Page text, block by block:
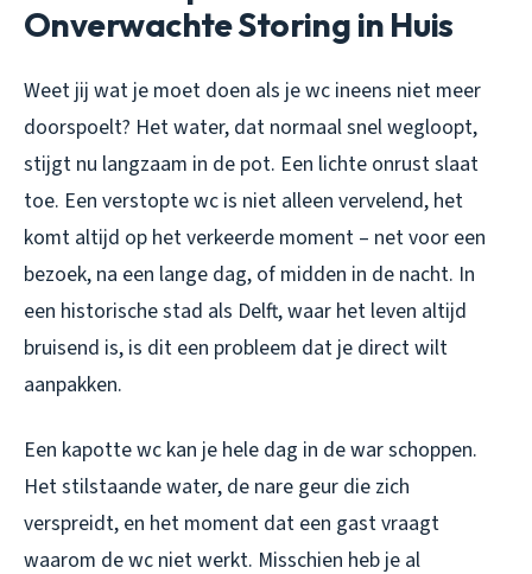
Onverwachte Storing in Huis
Weet jij wat je moet doen als je wc ineens niet meer
doorspoelt? Het water, dat normaal snel wegloopt,
stijgt nu langzaam in de pot. Een lichte onrust slaat
toe. Een verstopte wc is niet alleen vervelend, het
komt altijd op het verkeerde moment – net voor een
bezoek, na een lange dag, of midden in de nacht. In
een historische stad als Delft, waar het leven altijd
bruisend is, is dit een probleem dat je direct wilt
aanpakken.
Een kapotte wc kan je hele dag in de war schoppen.
Het stilstaande water, de nare geur die zich
verspreidt, en het moment dat een gast vraagt
waarom de wc niet werkt. Misschien heb je al